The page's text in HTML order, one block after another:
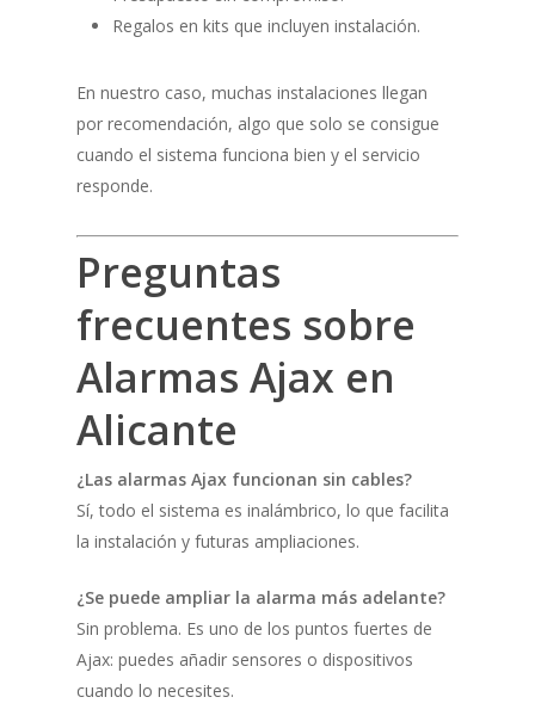
Regalos en kits que incluyen instalación.
En nuestro caso, muchas instalaciones llegan
por recomendación, algo que solo se consigue
cuando el sistema funciona bien y el servicio
responde.
Preguntas
frecuentes sobre
Alarmas Ajax en
Alicante
¿Las alarmas Ajax funcionan sin cables?
Sí, todo el sistema es inalámbrico, lo que facilita
la instalación y futuras ampliaciones.
¿Se puede ampliar la alarma más adelante?
Sin problema. Es uno de los puntos fuertes de
Ajax: puedes añadir sensores o dispositivos
cuando lo necesites.